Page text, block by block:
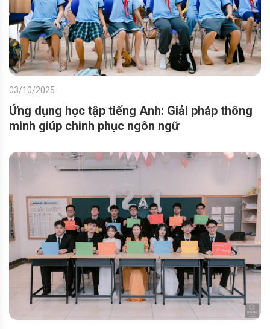
03/10/2025
Ứng dụng học tập tiếng Anh: Giải pháp thông
minh giúp chinh phục ngôn ngữ